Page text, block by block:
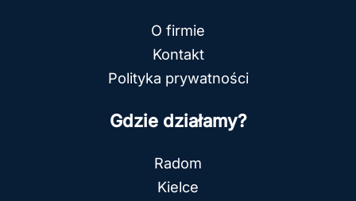
O firmie
Kontakt
Polityka prywatności
Gdzie działamy?
Radom
Kielce